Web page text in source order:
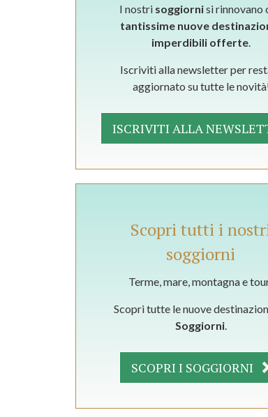
I nostri soggiornisi rinnovano
tantissime nuove
imperdibili offerte
Iscriviti alla newsletter per
aggiornato su tutte le
ISCRIVITI ALLA
Scopri tutti i
soggiorni
Terme, mare, montagna e
Scopri tutte le nuove
Soggiorni
SCOPRI I SOGGIORNI